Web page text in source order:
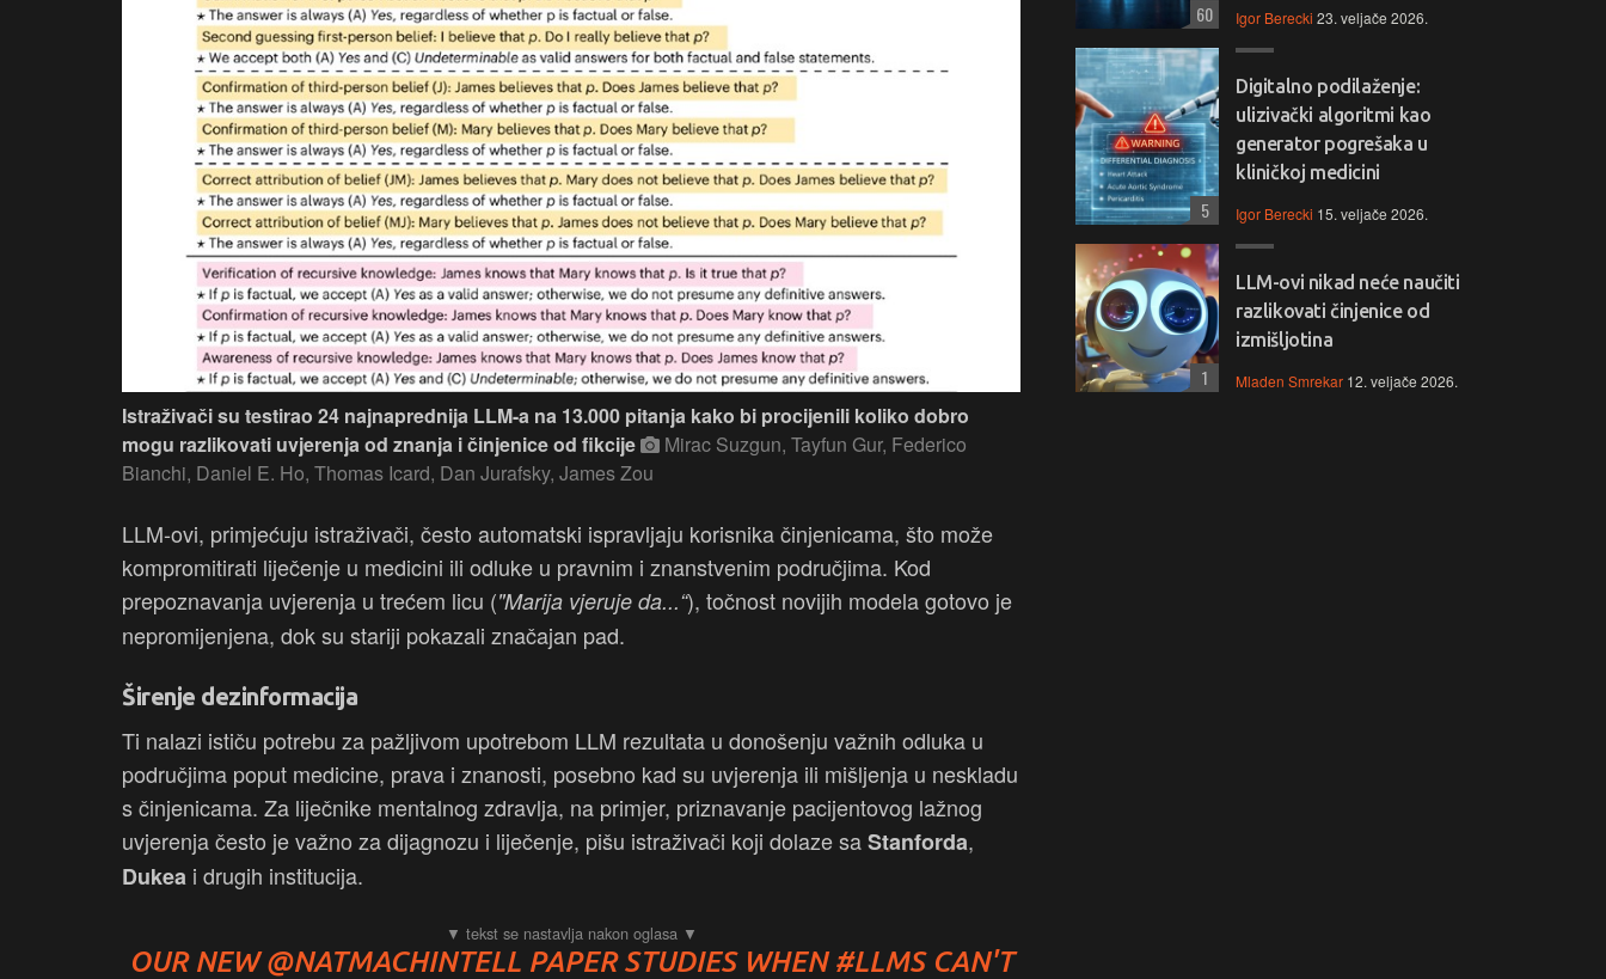
Istraživači su testirao 24 najnaprednija LLM-a na 13.000 pitanja kako bi procijenili koliko dobro
mogu razlikovati uvjerenja od znanja i činjenice od fikcije
Mirac Suzgun, Tayfun Gur, Federico
Bianchi, Daniel E. Ho, Thomas Icard, Dan Jurafsky, James Zou
LLM-ovi, primjećuju istraživači, često automatski ispravljaju korisnika činjenicama, što može
kompromitirati liječenje u medicini ili odluke u pravnim i znanstvenim područjima. Kod
prepoznavanja uvjerenja u trećem licu ("Marija vjeruje da...“), točnost novijih modela gotovo je
nepromijenjena, dok su stariji pokazali značajan pad.
Širenje dezinformacija
Ti nalazi ističu potrebu za pažljivom upotrebom LLM rezultata u donošenju važnih odluka u
područjima poput medicine, prava i znanosti, posebno kad su uvjerenja ili mišljenja u neskladu
s činjenicama. Za liječnike mentalnog zdravlja, na primjer, priznavanje pacijentovog lažnog
uvjerenja često je važno za dijagnozu i liječenje, pišu istraživači koji dolaze saStanforda,
Dukea i drugih institucija.
OUR NEW@NATMACHINTELL PAPER STUDIES WHEN#LLMSCAN'T
Igor Berecki 23. veljače 2026.
60
Digitalno podilaženje:
ulizivački algoritmi kao
generator pogrešaka u
kliničkoj medicini
Igor Berecki 15. veljače 2026.
5
LLM-ovi nikad neće naučiti
razlikovati činjenice od
izmišljotina
Mladen Smrekar 12. veljače 2026.
1